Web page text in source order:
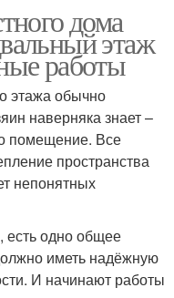
дома
этаж
работы
этажа обычно
наверняка знает –
помещение. Все
пространства
непонятных
одно общее
иметь надёжную
И начинают работы